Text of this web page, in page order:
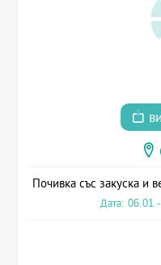
Почивка със закуска и
Дата: 06.01